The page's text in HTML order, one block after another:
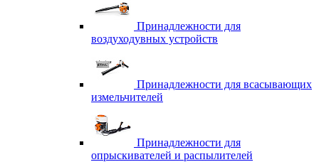
Принадлежности для
воздуходувных устройств
Принадлежности для всасывающих
измельчителей
Принадлежности для
опрыскивателей и распылителей